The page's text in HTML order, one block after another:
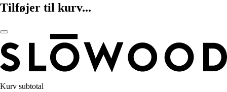
Tilføjer til kurv...
Kurv subtotal